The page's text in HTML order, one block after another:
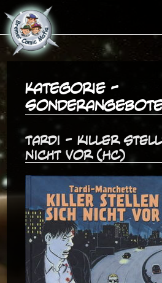
Kategorie -
Tardi - Killer
nicht vor (HC)